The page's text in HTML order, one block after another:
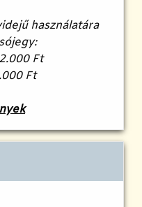
használatára
Ft
Ft